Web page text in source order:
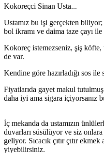
Kokoreçci Sinan Usta...
Ustamız bu işi gerçekten
bol ikramı ve daima taze çayı
Kokoreç istemezseniz, şiş
de var.
Kendine göre hazırladığı sos ile
Fiyatlarıda gayet makul
daha iyi ama sigara içiyorsanız
İç mekanda da ustamızın
duvarları süsülüyor ve siz
geliyor. Sıcacık çıtır çıtır
yiyebilirsiniz.